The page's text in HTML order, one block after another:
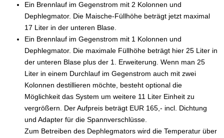
Ein Brennlauf im Gegenstrom mit 2 Kolonnen und
Dephlegmator. Die Maische-Füllhöhe beträgt jetzt maximal
17 Liter in der unteren Blase.
Ein Brennlauf im Gegenstrom mit 1 Kolonnen und
Dephlegmator. Die maximale Füllhöhe beträgt hier 25 Liter in
der unteren Blase plus der 1. Erweiterung. Wenn man 25
Liter in einem Durchlauf im Gegenstrom auch mit zwei
Kolonnen destillieren möchte, besteht optional die
Möglichkeit das System um weitere 11 Liter Einheit zu
vergrößern. Der Aufpreis beträgt EUR 165,- incl. Dichtung
und Adapter für die Spannverschlüsse.
Zum Betreiben des Dephlegmators wird die Temperatur über